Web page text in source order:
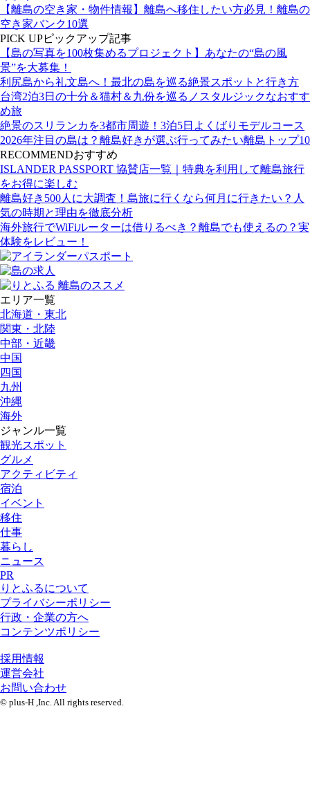
【離島の空き家・物件情報】離島へ移住したい方必見！離島の
空き家バンク10選
PICK UPピックアップ記事
【島の写真を100枚集めるプロジェクト】あなたの“島の風
景”を大募集！
利尻島から礼文島へ！最北の島を巡る絶景スポットと行き方
台湾2泊3日の十分＆猫村＆九份を巡るノスタルジックなおすす
め旅
絶景のスリランカを3都市周遊！3泊5日よくばりモデルコース
2026年注目の島は？離島好きが選ぶ行ってみたい離島トップ10
RECOMMENDおすすめ
ISLANDER PASSPORT 協賛店一覧｜特典を利用して離島旅行
をお得に楽しむ
離島好き500人に大調査！島旅に行くなら何月に行きたい？人
気の時期と理由を徹底分析
海外旅行でWiFiルーターは借りるべき？離島でも使えるの？実
体験をレビュー！
エリア一覧
北海道・東北
関東・北陸
中部・近畿
中国
四国
九州
沖縄
海外
ジャンル一覧
観光スポット
グルメ
アクティビティ
宿泊
イベント
移住
仕事
暮らし
ニュース
PR
りとふるについて
プライバシーポリシー
行政・企業の方へ
コンテンツポリシー
採用情報
運営会社
お問い合わせ
© plus-H ,Inc. All rights reserved.